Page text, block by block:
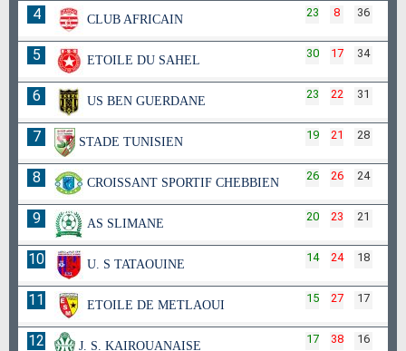
4 CLUB AFRICAIN
36
8
23
5 ETOILE DU SAHEL
34
17
30
6 US BEN GUERDANE
31
22
23
7 STADE TUNISIEN
28
21
19
8 CROISSANT SPORTIF CHEBBIEN
24
26
26
9 AS SLIMANE
21
23
20
10 U. S TATAOUINE
18
24
14
11 ETOILE DE METLAOUI
17
27
15
12 J. S. KAIROUANAISE
16
38
17